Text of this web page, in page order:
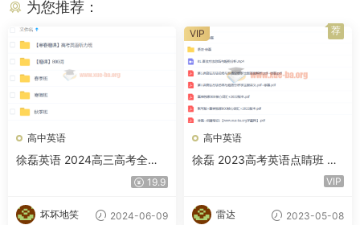
为您推荐：
高中英语
徐磊英语 2024高三高考全程
暑假秋季寒假春季 百度网盘19.9
坏坏地笑 2024-06-09
高中英语
徐磊 2023高考英语点睛班 百
VIP
雷达 2023-05-08
VIP 荐